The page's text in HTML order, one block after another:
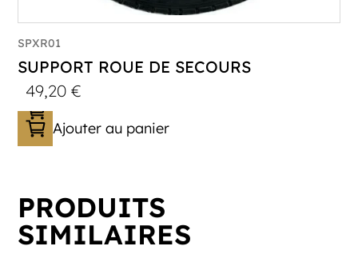
SPXR01
SUPPORT ROUE DE SECOURS
49,20€
Ajouter au panier
PRODUITS
SIMILAIRES